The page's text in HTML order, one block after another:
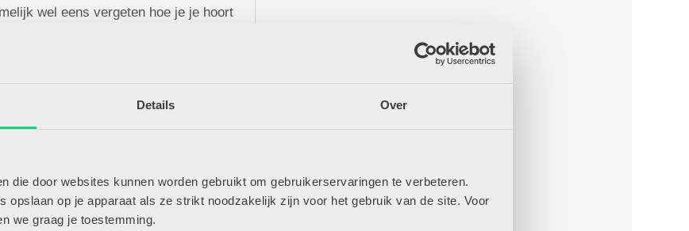
Details Over
die door websites kunnen worden gebruikt om gebruikerservaringen te verbeteren.
opslaan op je apparaat als ze strikt noodzakelijk zijn voor het gebruik van de site. Voor
we graag je toestemming.
wel eens vergeten hoe je je hoort
Ook de regels rondom het
regenachtige Zeeland zijn net iets
binnen is de verkoeling ver te
van een positief klimaat in de
fase (verkenningsfase)
staan die met veel
Daarnaast bepalen we samen een
en fijn te houden. Wat